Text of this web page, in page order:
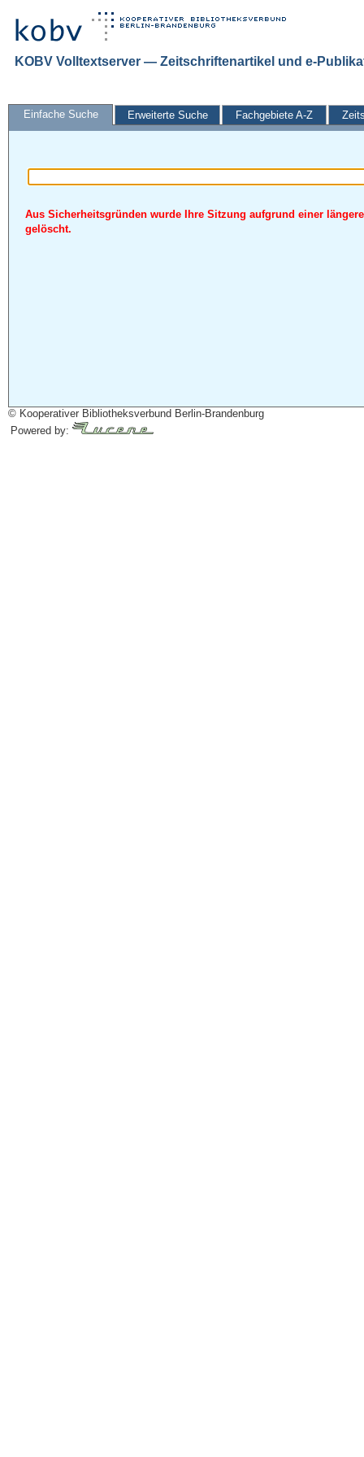
KOBV Volltextserver — Zeitschriftenartikel und e-
Einfache Suche Erweiterte Suche Fachgebiete A-Z
Aus Sicherheitsgründen wurde Ihre Sitzung aufgrund einer
gelöscht.
© Kooperativer Bibliotheksverbund Berlin-Brandenburg
Powered by: